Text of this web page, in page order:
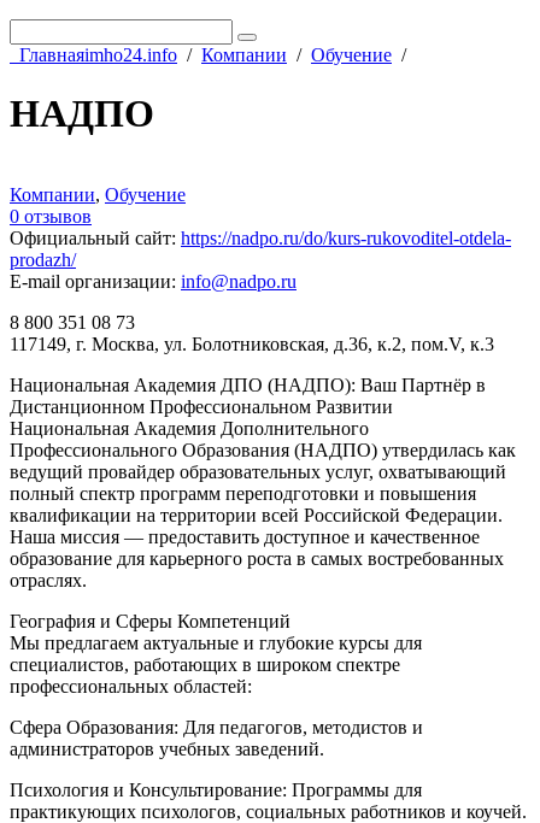
Главнаяimho24.info / Компании / Обучение /
НАДПО
Компании, Обучение
0 отзывов
Официальный сайт: https://nadpo.ru/do/kurs-rukovoditel-otdela-
prodazh/
E-mail организации: info@nadpo.ru
8 800 351 08 73
117149, г. Москва, ул. Болотниковская, д.36, к.2, пом.V, к.3
Национальная Академия ДПО (НАДПО): Ваш Партнёр в
Дистанционном Профессиональном Развитии
Национальная Академия Дополнительного
Профессионального Образования (НАДПО) утвердилась как
ведущий провайдер образовательных услуг, охватывающий
полный спектр программ переподготовки и повышения
квалификации на территории всей Российской Федерации.
Наша миссия — предоставить доступное и качественное
образование для карьерного роста в самых востребованных
отраслях.
География и Сферы Компетенций
Мы предлагаем актуальные и глубокие курсы для
специалистов, работающих в широком спектре
профессиональных областей:
Сфера Образования: Для педагогов, методистов и
администраторов учебных заведений.
Психология и Консультирование: Программы для
практикующих психологов, социальных работников и коучей.